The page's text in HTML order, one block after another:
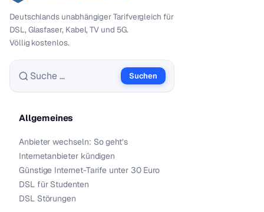
Deutschlands unabhängiger Tarif­vergleich für
DSL, Glasfaser, Kabel, TV und 5G.
Völlig kostenlos.
Suche nach:
Suchen
Allgemeines
Anbieter wechseln: So geht’s
Internetanbieter kündigen
Günstige Internet-Tarife unter 30 Euro
DSL für Studenten
DSL Störungen